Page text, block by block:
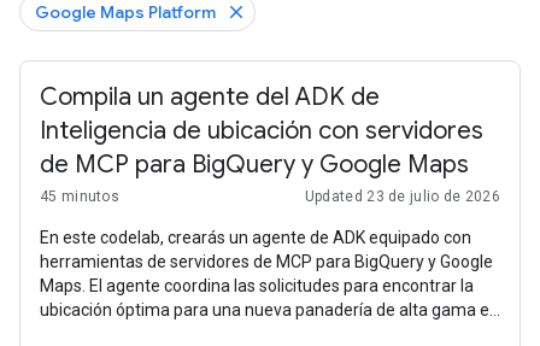
Google Maps Platform
Compila un agente del ADK de
Inteligencia de ubicación con servidores
de MCP para BigQuery y Google Maps
45 minutos Updated 23 de julio de 2026
En este codelab, crearás un agente de ADK equipado con
herramientas de servidores de MCP para BigQuery y Google
Maps. El agente coordina las solicitudes para encontrar la
ubicación óptima para una nueva panadería de alta gama en